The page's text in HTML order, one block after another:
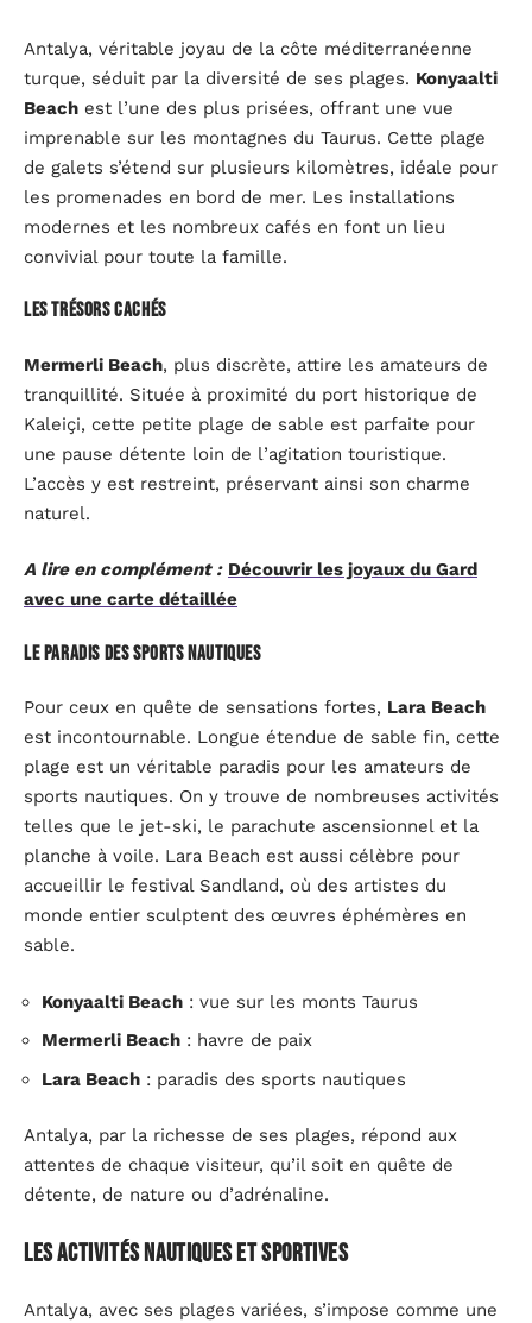
Antalya, véritable joyau de la côte méditerranéenne
turque, séduit par la diversité de ses plages. Konyaalti
Beach est l’une des plus prisées, offrant une vue
imprenable sur les montagnes du Taurus. Cette plage
de galets s’étend sur plusieurs kilomètres, idéale pour
les promenades en bord de mer. Les installations
modernes et les nombreux cafés en font un lieu
convivial pour toute la famille.
Les trésors cachés
Mermerli Beach, plus discrète, attire les amateurs de
tranquillité. Située à proximité du port historique de
Kaleiçi, cette petite plage de sable est parfaite pour
une pause détente loin de l’agitation touristique.
L’accès y est restreint, préservant ainsi son charme
naturel.
A lire en complément : Découvrir les joyaux du Gard
avec une carte détaillée
Le paradis des sports nautiques
Pour ceux en quête de sensations fortes, Lara Beach
est incontournable. Longue étendue de sable fin, cette
plage est un véritable paradis pour les amateurs de
sports nautiques. On y trouve de nombreuses activités
telles que le jet-ski, le parachute ascensionnel et la
planche à voile. Lara Beach est aussi célèbre pour
accueillir le festival Sandland, où des artistes du
monde entier sculptent des œuvres éphémères en
sable.
Konyaalti Beach : vue sur les monts Taurus
Mermerli Beach : havre de paix
Lara Beach : paradis des sports nautiques
Antalya, par la richesse de ses plages, répond aux
attentes de chaque visiteur, qu’il soit en quête de
détente, de nature ou d’adrénaline.
Les activités nautiques et sportives
Antalya, avec ses plages variées, s’impose comme une